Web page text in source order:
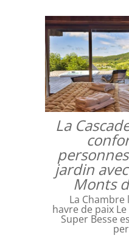
La
jardin
Monts
La Chambre
havre de paix
Super Besse